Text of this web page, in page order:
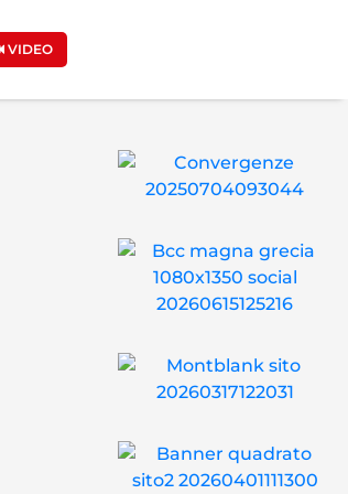
VIDEO